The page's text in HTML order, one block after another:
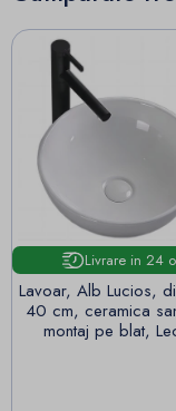
Livrare in 24
Lavoar, Alb Lucios,
40 cm, ceramica
montaj pe blat,